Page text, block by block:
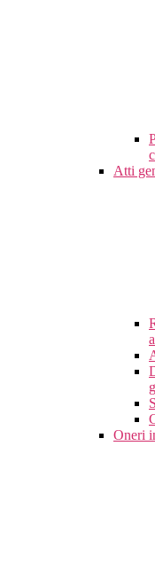
Atti
Oneri